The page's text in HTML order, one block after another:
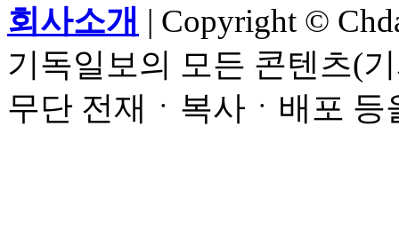
회사소개 | Copyright ©
기독일보의 모든 콘텐츠(
무단 전재ㆍ복사ㆍ배포 등